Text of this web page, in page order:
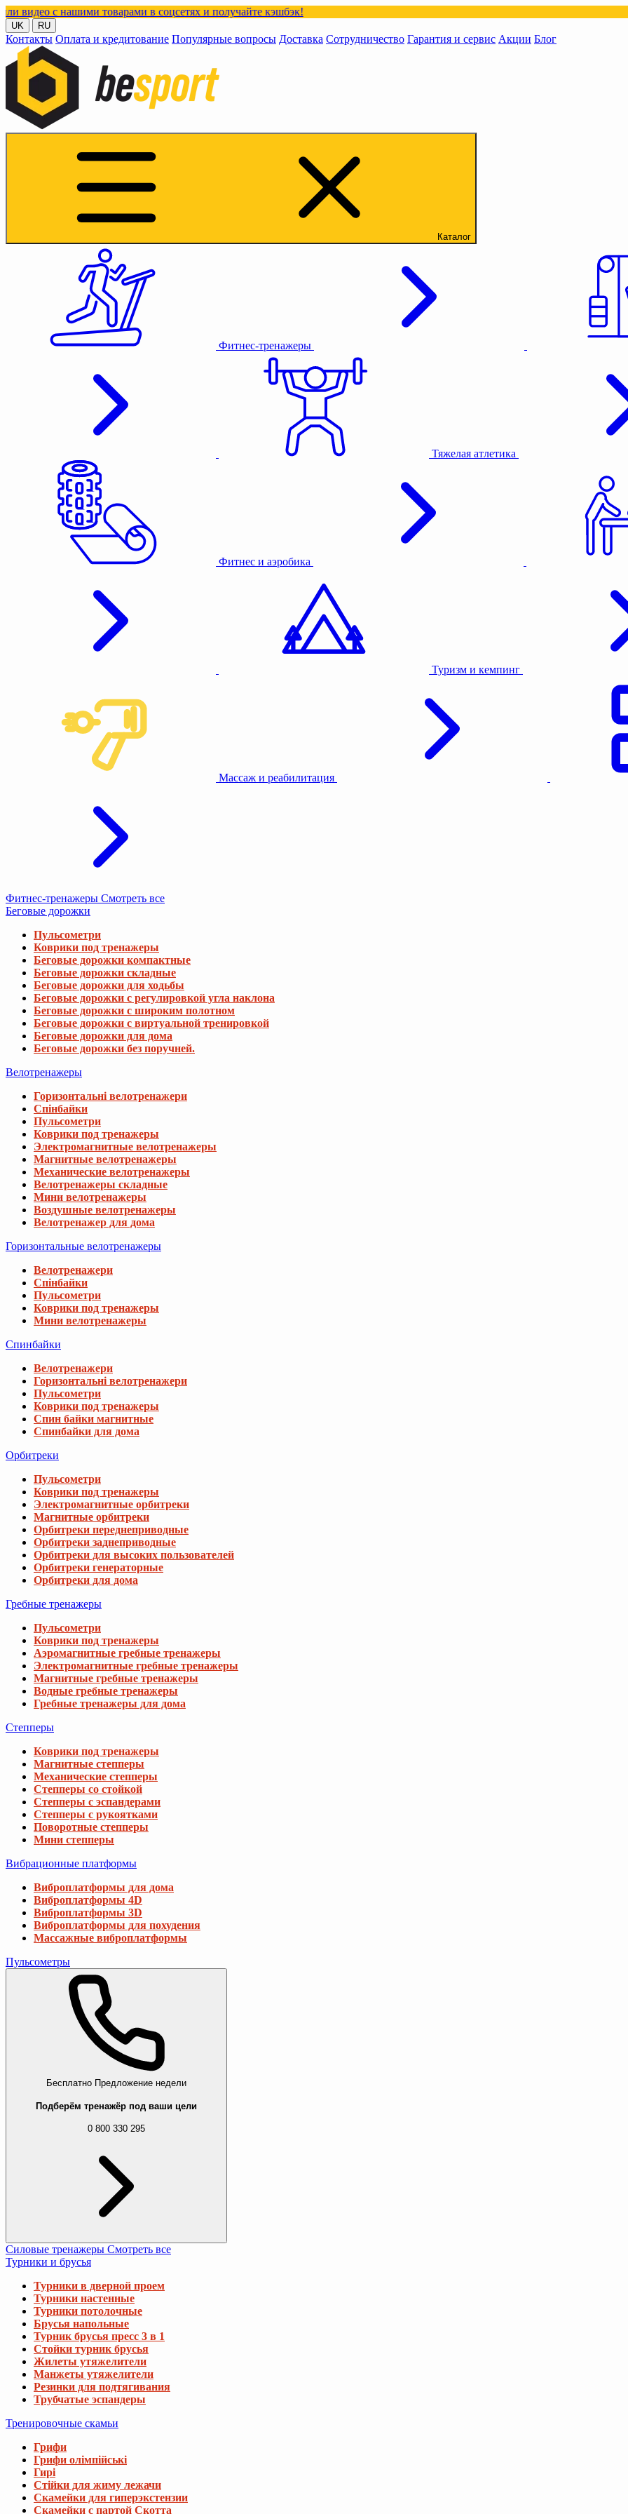
товарами в соцсетях и получайте кэшбэк!
UK RU
Контакты Оплата и кредитование Популярные вопросы Доставка Сотрудничество Гарантия и сервис Акции Блог
Каталог
Фитнес-тренажеры
Тяжелая атлетика
Фитнес и аэробика
Туризм и кемпинг
Массаж и реабилитация
Фитнес-тренажеры Смотреть все
Беговые дорожки
Пульсометри
Коврики под тренажеры
Беговые дорожки компактные
Беговые дорожки складные
Беговые дорожки для ходьбы
Беговые дорожки с регулировкой угла наклона
Беговые дорожки с широким полотном
Беговые дорожки с виртуальной тренировкой
Беговые дорожки для дома
Беговые дорожки без поручней.
Велотренажеры
Горизонтальні велотренажери
Спінбайки
Пульсометри
Коврики под тренажеры
Электромагнитные велотренажеры
Магнитные велотренажеры
Механические велотренажеры
Велотренажеры складные
Мини велотренажеры
Воздушные велотренажеры
Велотренажер для дома
Горизонтальные велотренажеры
Велотренажери
Спінбайки
Пульсометри
Коврики под тренажеры
Мини велотренажеры
Спинбайки
Велотренажери
Горизонтальні велотренажери
Пульсометри
Коврики под тренажеры
Спин байки магнитные
Спинбайки для дома
Орбитреки
Пульсометри
Коврики под тренажеры
Электромагнитные орбитреки
Магнитные орбитреки
Орбитреки переднеприводные
Орбитреки заднеприводные
Орбитреки для высоких пользователей
Орбитреки генераторные
Орбитреки для дома
Гребные тренажеры
Пульсометри
Коврики под тренажеры
Аэромагнитные гребные тренажеры
Электромагнитные гребные тренажеры
Магнитные гребные тренажеры
Водные гребные тренажеры
Гребные тренажеры для дома
Степперы
Коврики под тренажеры
Магнитные степперы
Механические степперы
Степперы со стойкой
Степперы с эспандерами
Степперы с рукоятками
Поворотные степперы
Мини степперы
Вибрационные платформы
Виброплатформы для дома
Виброплатформы 4D
Виброплатформы 3D
Виброплатформы для похудения
Массажные виброплатформы
Пульсометры
Бесплатно Предложение недели
Подберём тренажёр под ваши цели
0 800 330 295
Силовые тренажеры Смотреть все
Турники и брусья
Турники в дверной проем
Турники настенные
Турники потолочные
Брусья напольные
Турник брусья пресс 3 в 1
Стойки турник брусья
Жилеты утяжелители
Манжеты утяжелители
Резинки для подтягивания
Трубчатые эспандеры
Тренировочные скамьи
Грифи
Грифи олімпійські
Гирі
Стійки для жиму лежачи
Скамейки для гиперэкстензии
Скамейки с партой Скотта